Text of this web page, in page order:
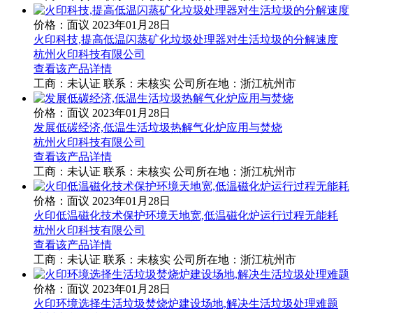
价格：面议 2023年01月28日
火印科技,提高低温闪蒸矿化垃圾处理器对生活垃圾的分解速度
杭州火印科技有限公司
查看该产品详情
工商： 未认证 联系： 未核实 公司所在地：浙江杭州市
价格：面议 2023年01月28日
发展低碳经济,低温生活垃圾热解气化炉应用与焚烧
杭州火印科技有限公司
查看该产品详情
工商： 未认证 联系： 未核实 公司所在地：浙江杭州市
价格：面议 2023年01月28日
火印低温磁化技术保护环境天地宽,低温磁化炉运行过程无能耗
杭州火印科技有限公司
查看该产品详情
工商： 未认证 联系： 未核实 公司所在地：浙江杭州市
价格：面议 2023年01月28日
火印环境选择生活垃圾焚烧炉建设场地,解决生活垃圾处理难题